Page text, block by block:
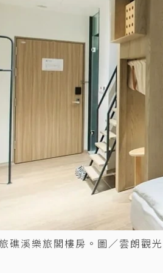
礁溪樂旅閣樓房。圖／雲朗觀